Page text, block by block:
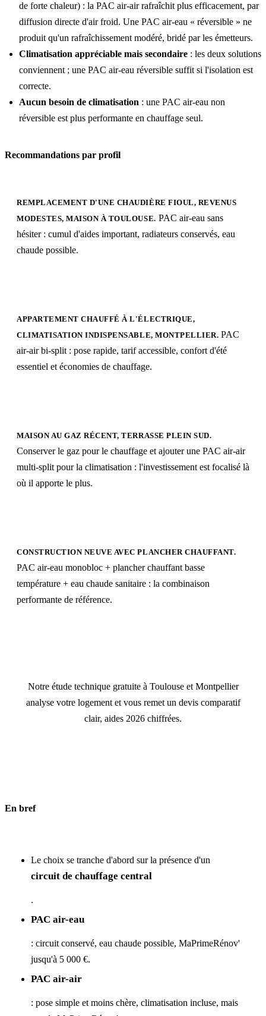
de forte chaleur) : la PAC air-air rafraîchit plus efficacement, par
diffusion directe d'air froid. Une PAC air-eau « réversible » ne
produit qu'un rafraîchissement modéré, bridé par les émetteurs.
Climatisation appréciable mais secondaire : les deux solutions
conviennent ; une PAC air-eau réversible suffit si l'isolation est
correcte.
Aucun besoin de climatisation : une PAC air-eau non
réversible est plus performante en chauffage seul.
Recommandations par profil
REMPLACEMENT D'UNE CHAUDIÈRE FIOUL, REVENUS
MODESTES, MAISON À TOULOUSE. PAC air-eau sans
hésiter : cumul d'aides important, radiateurs conservés, eau
chaude possible.
APPARTEMENT CHAUFFÉ À L'ÉLECTRIQUE,
CLIMATISATION INDISPENSABLE, MONTPELLIER. PAC
air-air bi-split : pose rapide, tarif accessible, confort d'été
essentiel et économies de chauffage.
MAISON AU GAZ RÉCENT, TERRASSE PLEIN SUD.
Conserver le gaz pour le chauffage et ajouter une PAC air-air
multi-split pour la climatisation : l'investissement est focalisé là
où il apporte le plus.
CONSTRUCTION NEUVE AVEC PLANCHER CHAUFFANT.
PAC air-eau monobloc + plancher chauffant basse
température + eau chaude sanitaire : la combinaison
performante de référence.
Notre étude technique gratuite à Toulouse et Montpellier
analyse votre logement et vous remet un devis comparatif
clair, aides 2026 chiffrées.
En bref
Le choix se tranche d'abord sur la présence d'un
circuit de chauffage central
.
PAC air-eau
: circuit conservé, eau chaude possible, MaPrimeRénov'
jusqu'à 5 000 €.
PAC air-air
: pose simple et moins chère, climatisation incluse, mais